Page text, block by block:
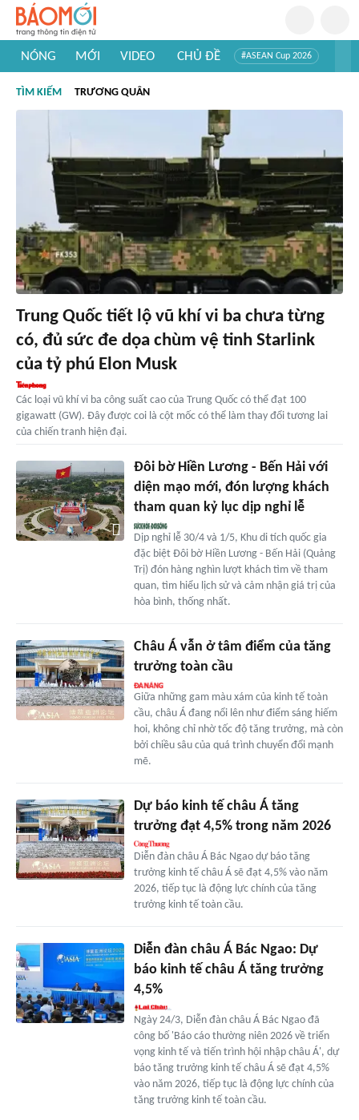
NÓNG MỚI VIDEO CHỦ ĐỀ #ASEAN Cup 2026
#Khám phá thế giới
TÌM KIẾM TRƯƠNG QUÂN
Trung Quốc tiết lộ vũ khí vi ba chưa từng
có, đủ sức đe dọa chùm vệ tinh Starlink
của tỷ phú Elon Musk
Các loại vũ khí vi ba công suất cao của Trung Quốc có thể đạt 100
gigawatt (GW). Đây được coi là cột mốc có thể làm thay đổi tương lai
của chiến tranh hiện đại.
Đôi bờ Hiền Lương - Bến Hải với
diện mạo mới, đón lượng khách
tham quan kỷ lục dịp nghỉ lễ
Dịp nghỉ lễ 30/4 và 1/5, Khu di tích quốc gia
đặc biệt Đôi bờ Hiền Lương - Bến Hải (Quảng
Trị) đón hàng nghìn lượt khách tìm về tham
quan, tìm hiểu lịch sử và cảm nhận giá trị của
hòa bình, thống nhất.
Châu Á vẫn ở tâm điểm của tăng
trưởng toàn cầu
Giữa những gam màu xám của kinh tế toàn
cầu, châu Á đang nổi lên như điểm sáng hiếm
hoi, không chỉ nhờ tốc độ tăng trưởng, mà còn
bởi chiều sâu của quá trình chuyển đổi mạnh
mẽ.
Dự báo kinh tế châu Á tăng
trưởng đạt 4,5% trong năm 2026
Diễn đàn châu Á Bác Ngao dự báo tăng
trưởng kinh tế châu Á sẽ đạt 4,5% vào năm
2026, tiếp tục là động lực chính của tăng
trưởng kinh tế toàn cầu.
Diễn đàn châu Á Bác Ngao: Dự
báo kinh tế châu Á tăng trưởng
4,5%
Ngày 24/3, Diễn đàn châu Á Bác Ngao đã
công bố 'Báo cáo thường niên 2026 về triển
vọng kinh tế và tiến trình hội nhập châu Á', dự
báo tăng trưởng kinh tế châu Á sẽ đạt 4,5%
vào năm 2026, tiếp tục là động lực chính của
tăng trưởng kinh tế toàn cầu.